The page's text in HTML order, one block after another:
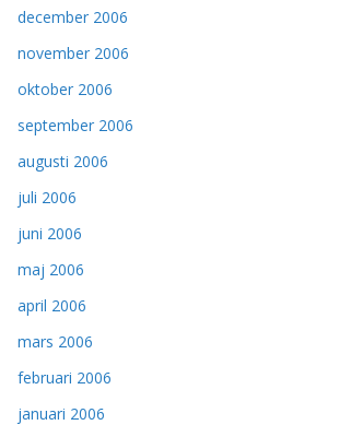
december 2006
november 2006
oktober 2006
september 2006
augusti 2006
juli 2006
juni 2006
maj 2006
april 2006
mars 2006
februari 2006
januari 2006